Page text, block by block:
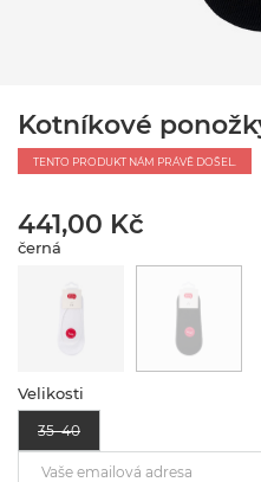
Kotníkové
TENTO PRODUKT NÁM PRÁVĚ DOŠEL.
441,00 Kč
černá
Velikosti
35–40
Vaše emailová adresa